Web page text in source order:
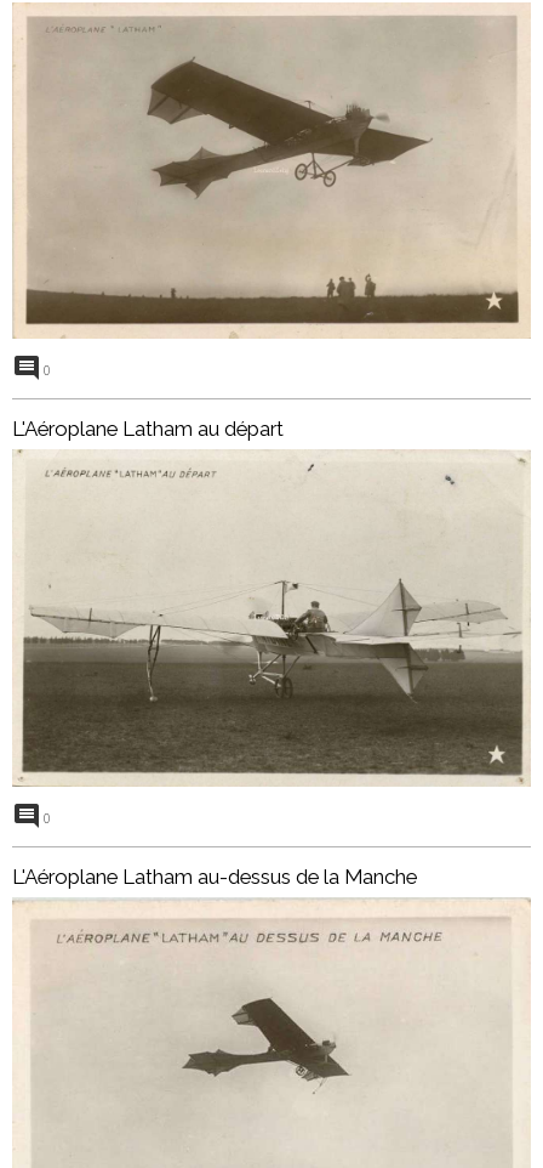
0
L'Aéroplane Latham au départ
0
L'Aéroplane Latham au-dessus de la Manche